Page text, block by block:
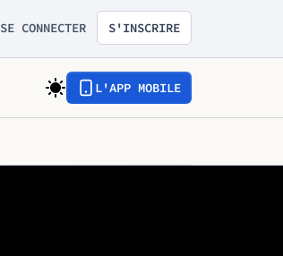
SE CONNECTER S'INSCRIRE
L'APP MOBILE